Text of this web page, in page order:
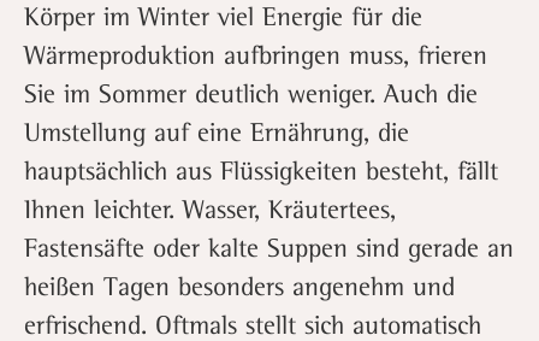
Körper im Winter viel Energie für die
Wärmeproduktion aufbringen muss, frieren
Sie im Sommer deutlich weniger. Auch die
Umstellung auf eine Ernährung, die
hauptsächlich aus Flüssigkeiten besteht, fällt
Ihnen leichter. Wasser, Kräutertees,
Fastensäfte oder kalte Suppen sind gerade an
heißen Tagen besonders angenehm und
erfrischend. Oftmals stellt sich automatisch